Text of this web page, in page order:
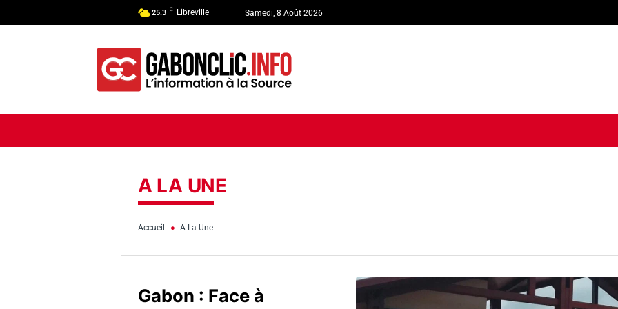
25.3 C Libreville Samedi, 8 Août 2026
A LA UNE
Accueil A La Une
Gabon : Face à